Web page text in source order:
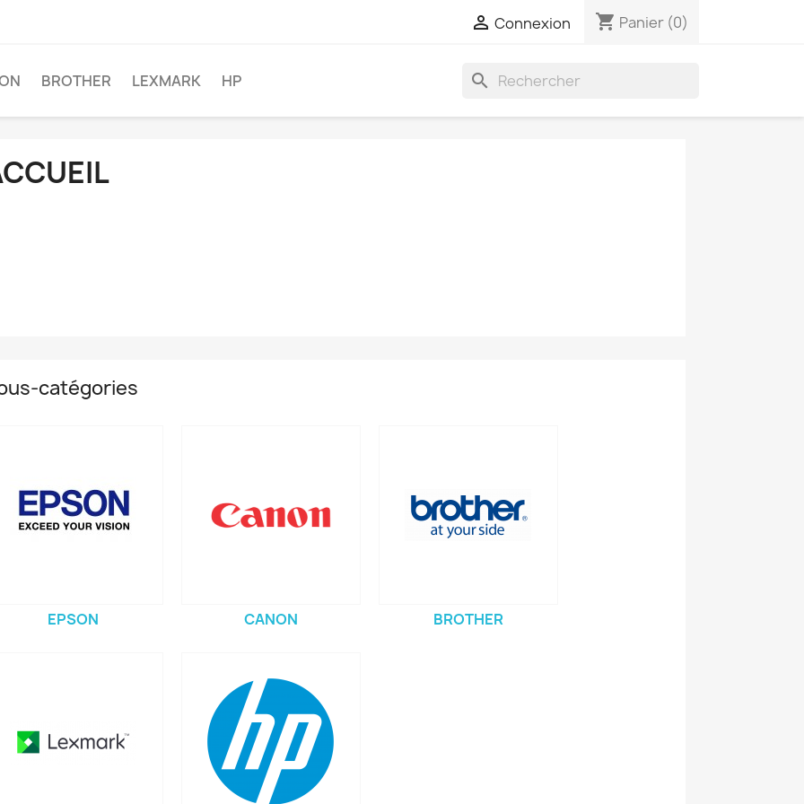
 Connexion shopping_cart Panier (0)
BROTHER LEXMARK HP search
catégories
EPSON CANON BROTHER